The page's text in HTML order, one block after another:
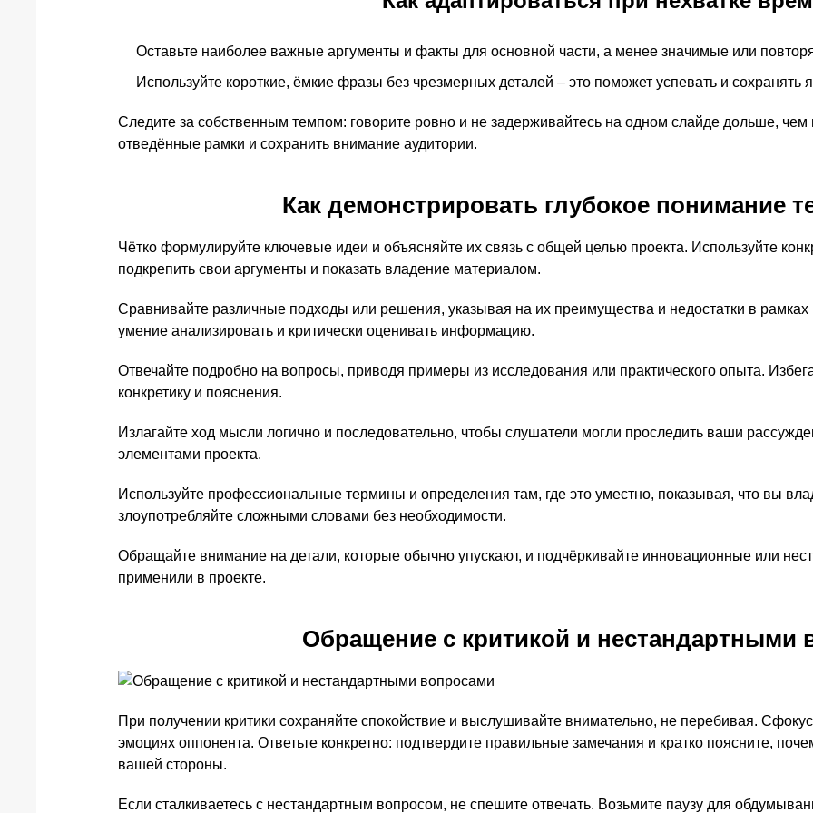
Оставьте наиболее важные аргументы и факты для основной части, а менее значимые или
Используйте короткие, ёмкие фразы без чрезмерных деталей – это поможет успевать и сохранять
Следите за собственным темпом: говорите ровно и не задерживайтесь на одном слайде дольше,
отведённые рамки и сохранить внимание аудитории.
Как демонстрировать глубокое понимание
Чётко формулируйте ключевые идеи и объясняйте их связь с общей целью проекта. Используйте
подкрепить свои аргументы и показать владение материалом.
Сравнивайте различные подходы или решения, указывая на их преимущества и недостатки в
умение анализировать и критически оценивать информацию.
Отвечайте подробно на вопросы, приводя примеры из исследования или практического опыта.
конкретику и пояснения.
Излагайте ход мысли логично и последовательно, чтобы слушатели могли проследить ваши
элементами проекта.
Используйте профессиональные термины и определения там, где это уместно, показывая, что вы
злоупотребляйте сложными словами без необходимости.
Обращайте внимание на детали, которые обычно упускают, и подчёркивайте инновационные или
применили в проекте.
Обращение с критикой и нестандартными
При получении критики сохраняйте спокойствие и выслушивайте внимательно, не перебивая.
эмоциях оппонента. Ответьте конкретно: подтвердите правильные замечания и кратко поясните,
вашей стороны.
Если сталкиваетесь с нестандартным вопросом, не спешите отвечать. Возьмите паузу для